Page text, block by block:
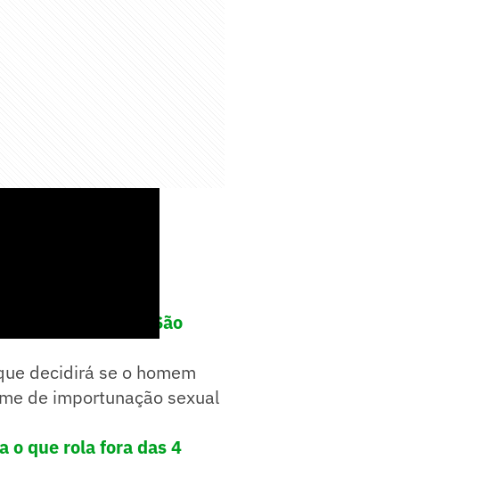
sobre o São
decidirá se o homem
de importunação sexual
o que rola fora das 4